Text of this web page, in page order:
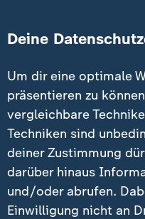
tritt das erste UN-
Umweltprüfungen
Deine
Um dir eine optimale
präsentieren zu
vergleichbare
Techniken sind
deiner Zustimmung
darüber hinaus
und/oder abrufen.
Einwilligung nicht an